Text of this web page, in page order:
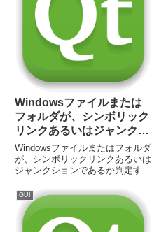
Windowsファイルまたは
フォルダが、シンボリック
リンクあるいはジャンクシ
ョンであるか判定
Windowsファイルまたはフォルダ
が、シンボリックリンクあるいは
ジャンクションであるか判定す
構造体が定義されているntifs.hが
読み込めなかったため、ヘッダー
ファイルで構造体を定義していま
す。※...
GUI